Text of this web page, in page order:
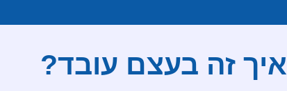
איך זה בעצם עובד?